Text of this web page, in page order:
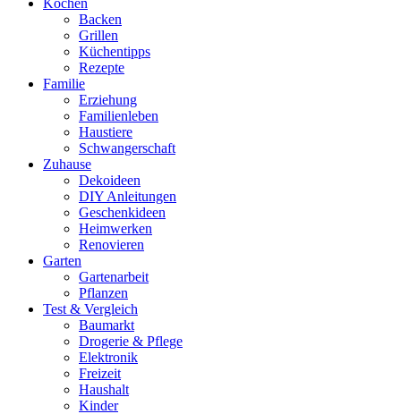
Kochen
Backen
Grillen
Küchentipps
Rezepte
Familie
Erziehung
Familienleben
Haustiere
Schwangerschaft
Zuhause
Dekoideen
DIY Anleitungen
Geschenkideen
Heimwerken
Renovieren
Garten
Gartenarbeit
Pflanzen
Test & Vergleich
Baumarkt
Drogerie & Pflege
Elektronik
Freizeit
Haushalt
Kinder